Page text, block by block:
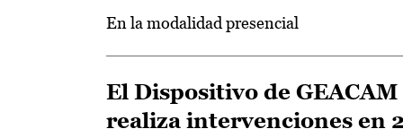
En la modalidad presencial
El Dispositivo de GEACAM
realiza intervenciones en